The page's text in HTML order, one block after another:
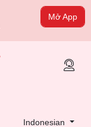
Mở App
Indonesian